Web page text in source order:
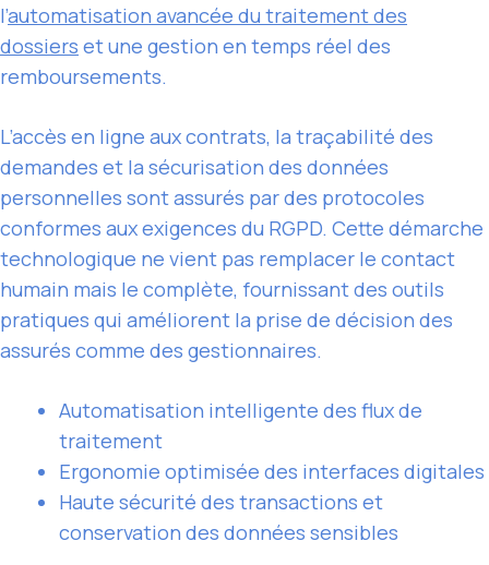
l’automatisation avancée du traitement des
dossiers et une gestion en temps réel des
remboursements.
L’accès en ligne aux contrats, la traçabilité des
demandes et la sécurisation des données
personnelles sont assurés par des protocoles
conformes aux exigences du RGPD. Cette démarche
technologique ne vient pas remplacer le contact
humain mais le complète, fournissant des outils
pratiques qui améliorent la prise de décision des
assurés comme des gestionnaires.
Automatisation intelligente des flux de
traitement
Ergonomie optimisée des interfaces digitales
Haute sécurité des transactions et
conservation des données sensibles